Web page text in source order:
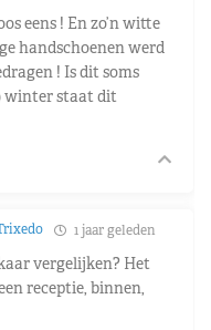
eens ! En zo’n witte
handschoenen werd
! Is dit soms
winter staat dit
1 jaar geleden
vergelijken? Het
receptie, binnen,